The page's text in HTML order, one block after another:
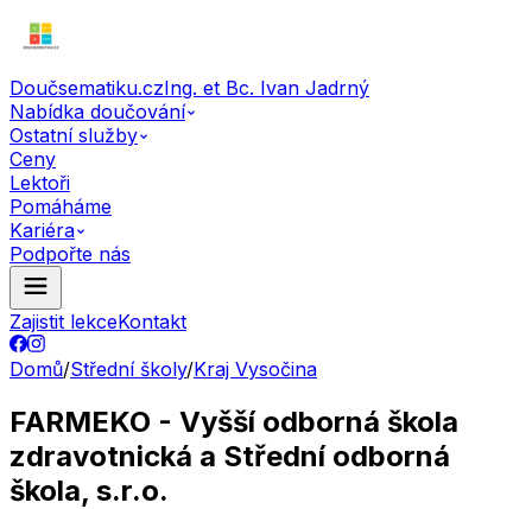
Doučsematiku.czIng. et Bc. Ivan Jadrný
Nabídka doučování
Ostatní služby
Ceny
Lektoři
Pomáháme
Kariéra
Podpořte nás
Zajistit lekceKontakt
Domů/Střední školy/Kraj Vysočina
FARMEKO - Vyšší odborná škola
zdravotnická a Střední odborná
škola, s.r.o.